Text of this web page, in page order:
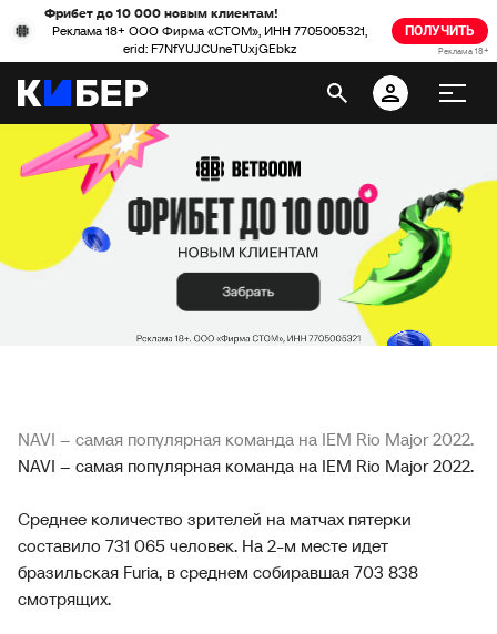
Фрибет до 10 000 новым клиентам!
Реклама 18+ ООО Фирма «СТОМ», ИНН 7705005321,
erid: F7NfYUJCUneTUxjGEbkz
ПОЛУЧИТЬ
Реклама 18+
NAVI – самая популярная команда на IEM Rio Major 2022.
NAVI – самая популярная команда на IEM Rio Major 2022.
Среднее количество зрителей на матчах пятерки
составило 731 065 человек. На 2-м месте идет
бразильская Furia, в среднем собиравшая 703 838
смотрящих.